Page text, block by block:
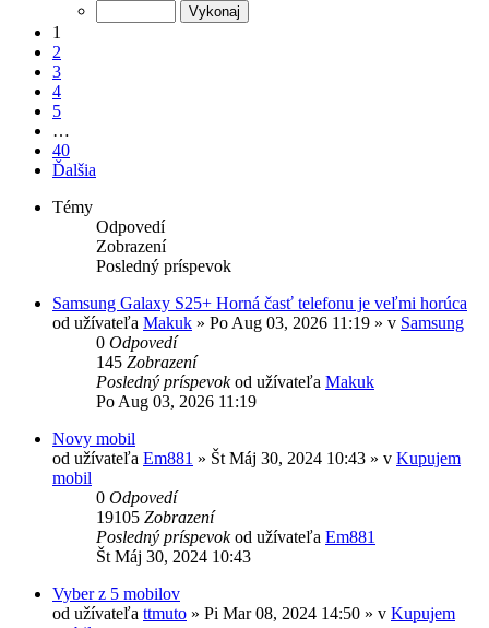
1
2
3
4
5
…
40
Ďalšia
Témy
Odpovedí
Zobrazení
Posledný príspevok
Samsung Galaxy S25+ Horná časť telefonu je veľmi horúca
od užívateľa Makuk » Po Aug 03, 2026 11:19 » v Samsung
0 Odpovedí
145 Zobrazení
Posledný príspevokod užívateľa Makuk
Po Aug 03, 2026 11:19
Novy mobil
od užívateľa Em881 » Št Máj 30, 2024 10:43 » v Kupujem
mobil
0 Odpovedí
19105 Zobrazení
Posledný príspevokod užívateľa Em881
Št Máj 30, 2024 10:43
Vyber z 5 mobilov
od užívateľa ttmuto » Pi Mar 08, 2024 14:50 » v Kupujem